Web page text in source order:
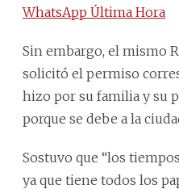
WhatsApp Última Hora
Sin embargo, el mismo
solicitó el permiso
hizo por su familia y su
porque se debe a la
Sostuvo que “los
ya que tiene todos los